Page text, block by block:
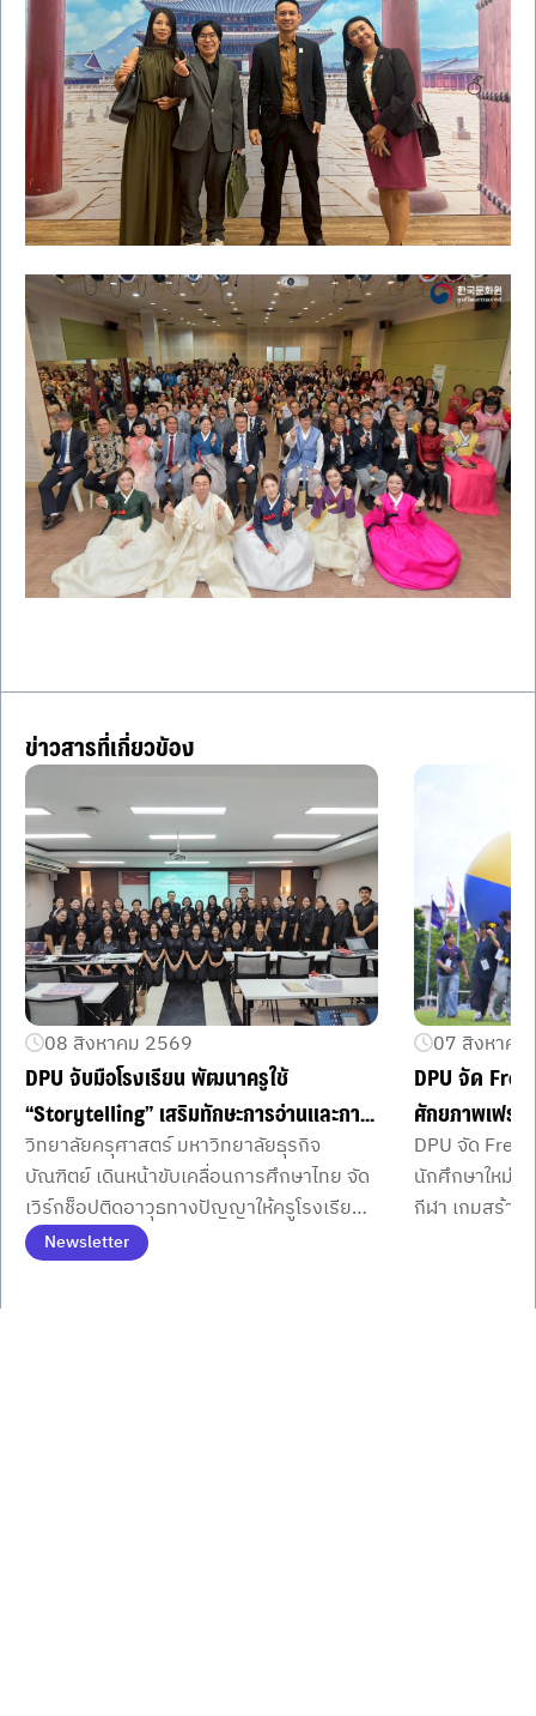
ข่าวสารที่เกี่ยวข้อง
08 สิงหาคม 2569
DPU จับมือโรงเรียน พัฒนาครูใช้
“Storytelling” เสริมทักษะการอ่านและการ
คิดของผู้เรียน
วิทยาลัยครุศาสตร์ มหาวิทยาลัยธุรกิจ
บัณฑิตย์ เดินหน้าขับเคลื่อนการศึกษาไทย จัด
เวิร์กช็อปติดอาวุธทางปัญญาให้ครูโรงเรียน
พื้นที่ภาคกลางตอนบนนำเรื่องเล่าทรงพลัง
เสริมศักยภาพการคิดและการอ่านอย่าง
Newsletter
07 สิงหาค
DPU จัด
ศักยภาพเฟรช
คณะ
DPU จัด
นักศึกษาใหม่จ
กีฬา เกมสร้า